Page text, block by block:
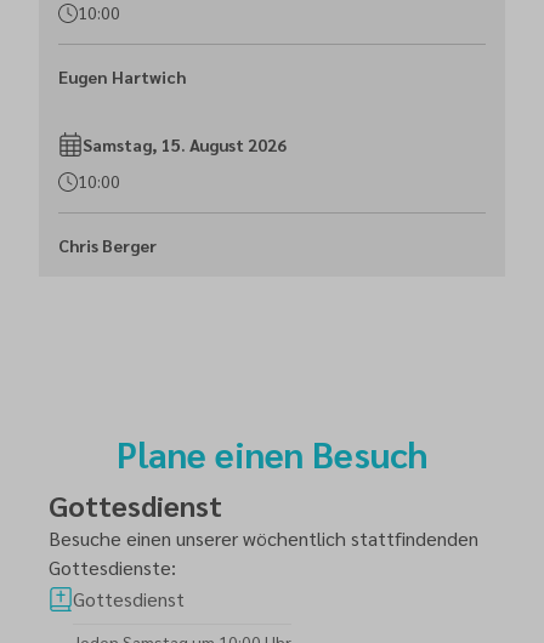
10:00
Eugen Hartwich
Samstag, 15. August 2026
10:00
Chris Berger
Plane einen Besuch
Gottesdienst
Besuche einen unserer wöchentlich stattfindenden
Gottesdienste:
Gottesdienst